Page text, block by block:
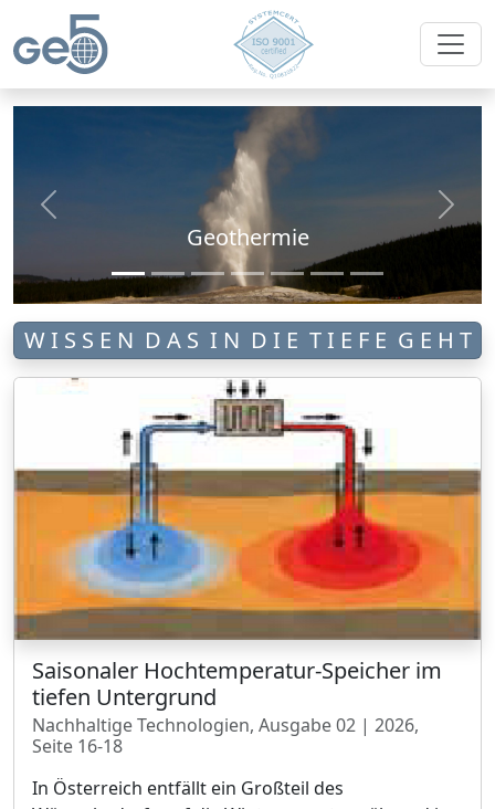
Geothermie
Grundwassererkundung
W I S S E N D A S I N D I E T I E F E G E H T
Saisonaler Hochtemperatur-Speicher im
tiefen Untergrund
Nachhaltige Technologien, Ausgabe 02 | 2026,
Seite 16-18
In Österreich entfällt ein Großteil des